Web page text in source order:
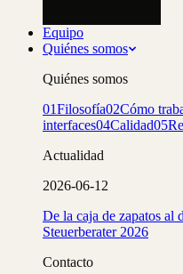
Equipo
Quiénes somos
Quiénes somos
01Filosofía02Cómo
interfaces04Calidad05
Actualidad
2026-06-12
De la caja de zapatos al
Steuerberater 2026
Contacto